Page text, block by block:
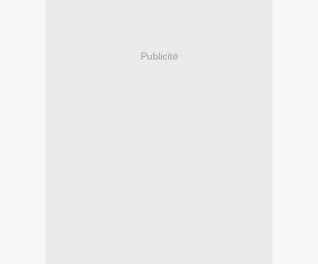
Publicité